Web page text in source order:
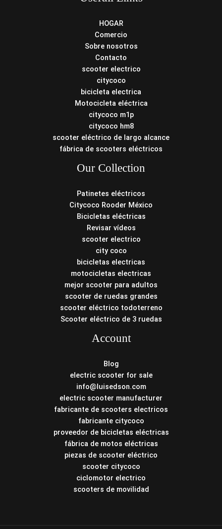
HOGAR
Comercio
Sobre nosotros
Contacto
scooter electrico
citycoco
bicicleta electrica
Motocicleta eléctrica
citycoco m1p
citycoco hm8
scooter eléctrico de largo alcance
fábrica de scooters eléctricos
Our Collection
Patinetes eléctricos
Citycoco Rooder México
Bicicletas eléctricas
Revisar vídeos
scooter electrico
city coco
bicicletas electricas
motocicletas electricas
mejor scooter para adultos
scooter de ruedas grandes
scooter eléctrico todoterreno
Scooter eléctrico de 3 ruedas
Account
Blog
electric scooter for sale
info@luisedson.com
electric scooter manufacturer
fabricante de scooters electricos
fabricante citycoco
proveedor de bicicletas eléctricas
fábrica de motos eléctricas
piezas de scooter eléctrico
scooter citycoco
ciclomotor electrico
scooters de movilidad